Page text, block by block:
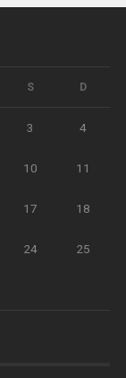
S D
3 4
10 11
17 18
24 25